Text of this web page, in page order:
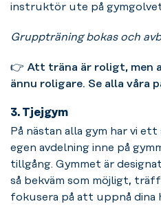
instruktör ute på
Gruppträning bokas och
👉 Att träna är roligt, men
ännu roligare. Se alla våra
3. Tjejgym
På nästan alla gym har vi
egen avdelning inne på
tillgång. Gymmet är
så bekväm som möjligt,
fokusera på att uppnå dina